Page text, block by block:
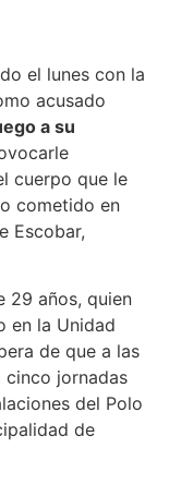
el lunes con la
acusado
a su
cuerpo que le
cometido en
Escobar,
29 años, quien
en la Unidad
de que a las
cinco jornadas
del Polo
de